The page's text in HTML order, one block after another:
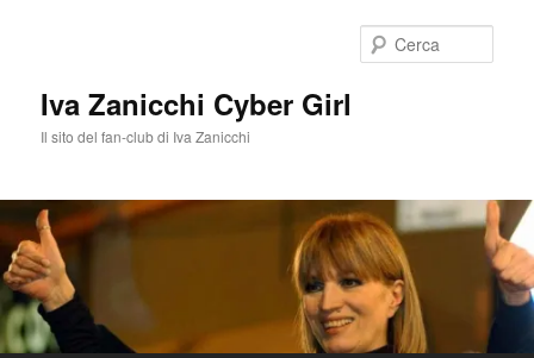
Iva Zanicchi Cyber Girl
Il sito del fan-club di Iva Zanicchi